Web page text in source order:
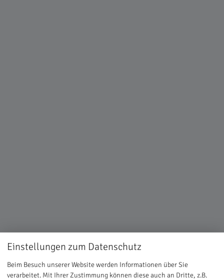
Einstellungen zum Datenschutz
Beim Besuch unserer Website werden Informationen über Sie
verarbeitet. Mit Ihrer Zustimmung können diese auch an Dritte, z.B.